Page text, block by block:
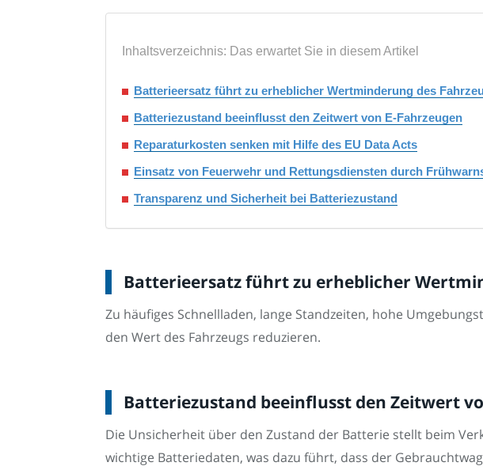
Inhaltsverzeichnis: Das erwartet Sie in diesem Artikel
Batterieersatz führt zu erheblicher Wertminderung des
Batteriezustand beeinflusst den Zeitwert von E-Fahrzeugen
Reparaturkosten senken mit Hilfe des EU Data Acts
Einsatz von Feuerwehr und Rettungsdiensten durch
Transparenz und Sicherheit bei Batteriezustand
Batterieersatz führt zu erheblicher
Zu häufiges Schnellladen, lange Standzeiten, hohe
den Wert des Fahrzeugs reduzieren.
Batteriezustand beeinflusst den Zeitwert
Die Unsicherheit über den Zustand der Batterie stellt beim
wichtige Batteriedaten, was dazu führt, dass der